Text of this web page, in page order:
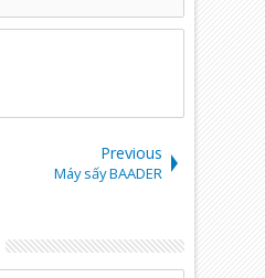
Previous
Máy sấy BAADER